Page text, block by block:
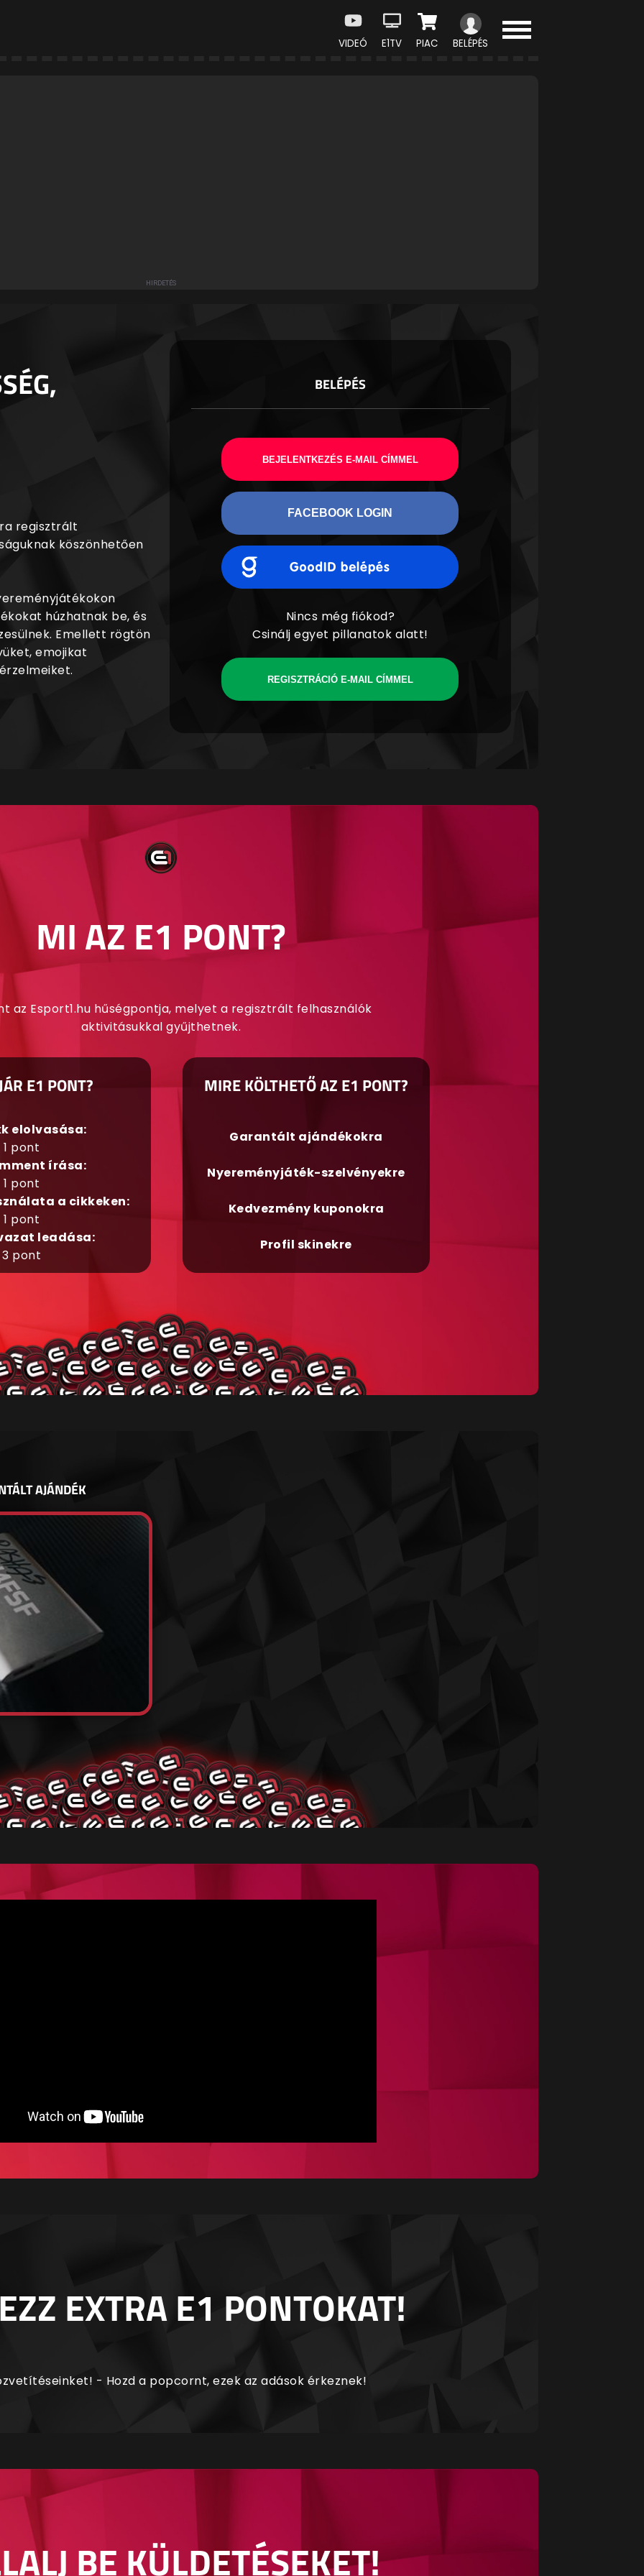
VIDEÓ E1TV PIAC BELÉPÉS
regisztrált
köszönhetően
húzhatnak be, és
Emellett rögtön
emojikat
BELÉPÉS
BEJELENTKEZÉS E-MAIL CÍMMEL
FACEBOOK LOGIN
Nincs még fiókod?
Csinálj egyet pillanatok alatt!
REGISZTRÁCIÓ E-MAIL CÍMMEL
MI AZ E1 PONT?
az Esport1.hu hűségpontja, melyet a regisztrált felhasználók
aktivitásukkal gyűjthetnek.
E1 PONT?
elolvasása:
1 pont
írása:
1 pont
a cikkeken:
1 pont
leadása:
3 pont
MIRE KÖLTHETŐ AZ E1 PONT?
Garantált ajándékokra
Nyereményjáték-szelvényekre
Kedvezmény kuponokra
Profil skinekre
AJÁNDÉK
EXTRA E1 PONTOKAT!
- Hozd a popcornt, ezek az adások érkeznek!
BE KÜLDETÉSEKET!